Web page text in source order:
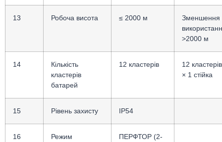
13 Робоча висота ≤ 2000 м
Зменшення
>2000 м
14
Кількість
кластерів
батарей
12 кластерів
12 кластерів
× 1 стійка
15 Рівень захисту IP54
16
Режим
ПЕРФТОР (2-